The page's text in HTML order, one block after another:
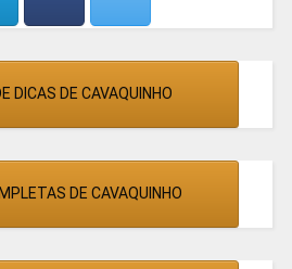
DICAS DE CAVAQUINHO
DE CAVAQUINHO